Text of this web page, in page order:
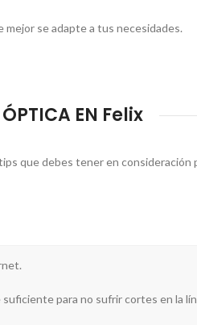
mejor se adapte a tus necesidades.
ÓPTICA EN Felix
que debes tener en consideración
para no sufrir cortes en la